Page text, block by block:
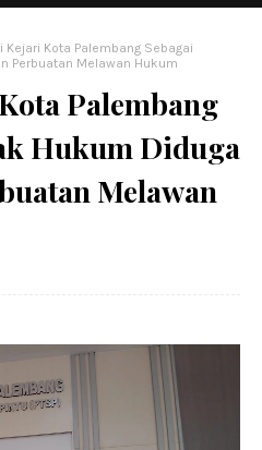
Kejari Kota Palembang Sebagai
Perbuatan Melawan Hukum
Palembang
Hukum Diduga
Melawan